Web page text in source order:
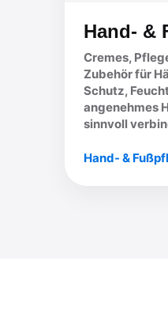
Hand- &
Cremes,
Zubehör für
Schutz,
angenehmes
sinnvoll
Hand- &